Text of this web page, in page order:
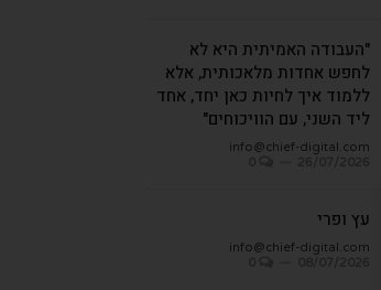
"העבודה האמיתית היא לא
לחפש אחדות מלאכותית, אלא
ללמוד איך לחיות כאן יחד, אחד
ליד השני, עם הוויכוחים"
info@chief-digital.com
עץ ופרי
info@chief-digital.com